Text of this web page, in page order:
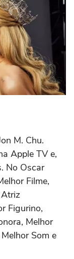
M. Chu.
Apple TV e,
No Oscar
Filme,
Figurino,
Melhor
Som e